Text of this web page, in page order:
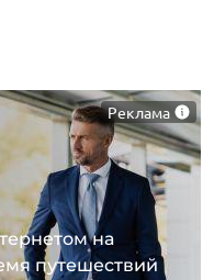
Реклама
на
путешествий